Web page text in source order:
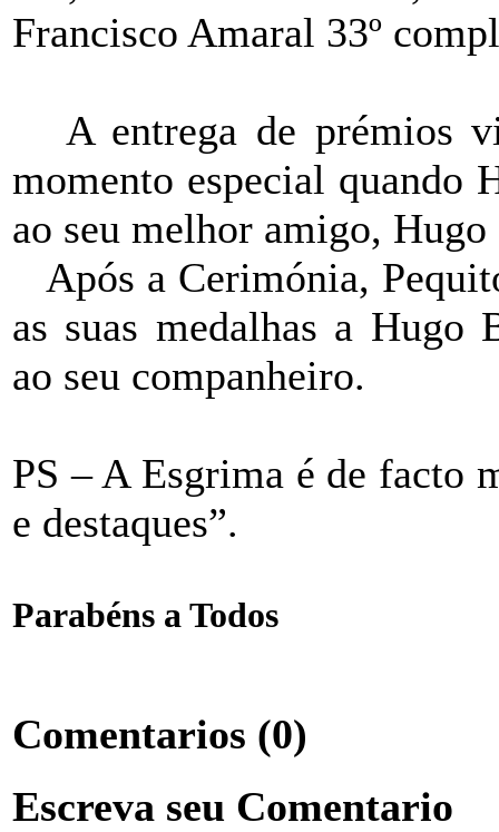
Francisco Amaral 33º
A entrega de prémios
momento especial quando
ao seu melhor amigo,
Após a Cerimónia,
as suas medalhas a Hugo
ao seu companheiro.
PS – A Esgrima é de facto
e destaques”.
Parabéns a Todos
Comentarios (0)
Escreva seu Comentario